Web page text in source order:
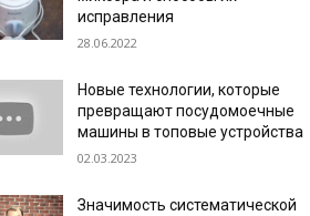
исправления
28.06.2022
Новые технологии, которые
превращают посудомоечные
машины в топовые устройства
02.03.2023
Значимость систематической